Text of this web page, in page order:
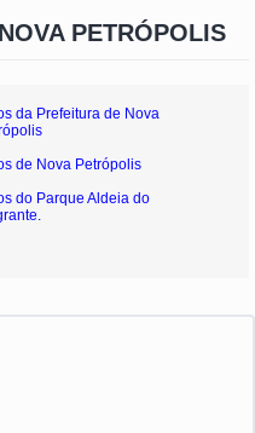
PETRÓPOLIS
da Prefeitura de Nova
de Nova Petrópolis
do Parque Aldeia do